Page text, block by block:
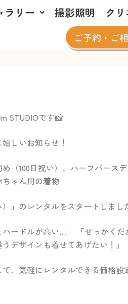
ラリー 撮影照明 ク
ご予約・ご
STUDIOです📸
しいお知らせ！
（100日祝い）、ハーフバース
ゃん用の着物
）」のレンタルをスタートしまし
ハードルが高い…」 「せっかくだ
デザインも着せてあげたい！」
、気軽にレンタルできる価格設